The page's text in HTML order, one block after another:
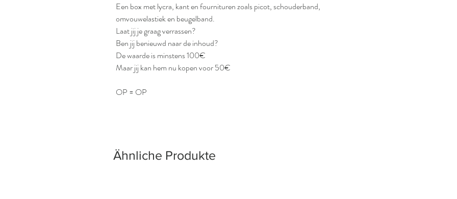
Een box met lycra, kant en fournituren zoals picot, schouderband,
omvouwelastiek en beugelband.
Laat jij je graag verrassen?
Ben jij benieuwd naar de inhoud?
De waarde is minstens 100€
Maar jij kan hem nu kopen voor 50€
OP = OP
Ähnliche Produkte